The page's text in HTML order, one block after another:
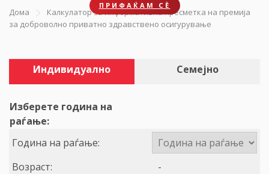
ПРИФАЌАМ СЀ
Дома
Калкулатор за информативна пресметка на премија
за доброволно приватно здравствено осигурување
Индивидуално Семејно
Изберете година на
раѓање:
Година на раѓање:
Возраст:
-